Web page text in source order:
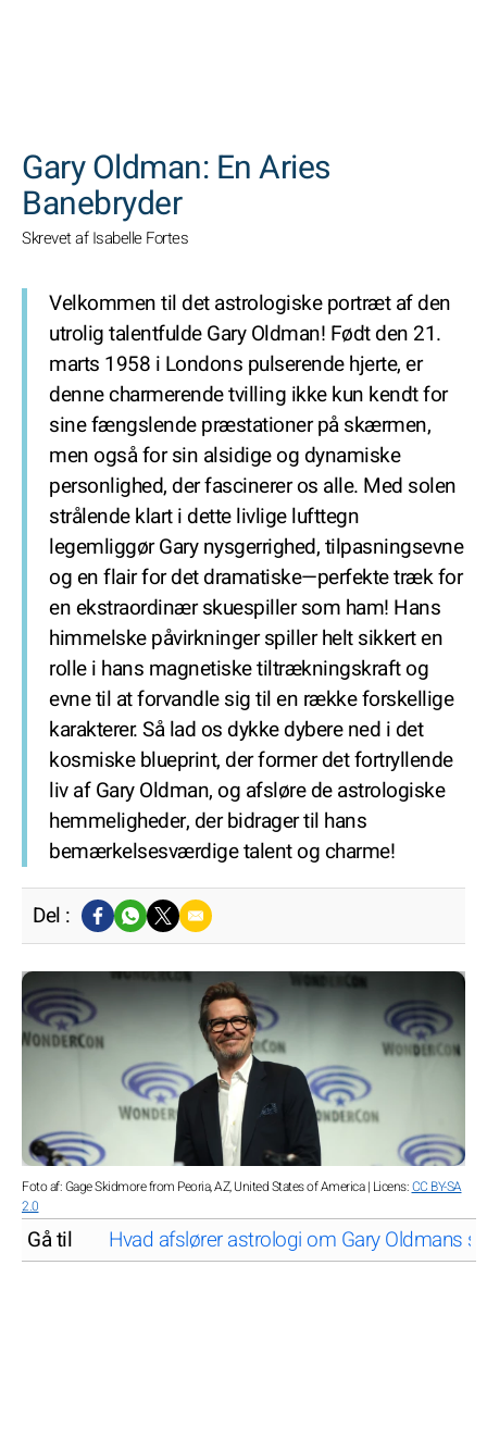
Gary Oldman: En Aries
Banebryder
Skrevet af Isabelle Fortes
Velkommen til det astrologiske portræt af den
utrolig talentfulde Gary Oldman! Født den 21.
marts 1958 i Londons pulserende hjerte, er
denne charmerende tvilling ikke kun kendt for
sine fængslende præstationer på skærmen,
men også for sin alsidige og dynamiske
personlighed, der fascinerer os alle. Med solen
strålende klart i dette livlige lufttegn
legemliggør Gary nysgerrighed, tilpasningsevne
og en flair for det dramatiske—perfekte træk for
en ekstraordinær skuespiller som ham! Hans
himmelske påvirkninger spiller helt sikkert en
rolle i hans magnetiske tiltrækningskraft og
evne til at forvandle sig til en række forskellige
karakterer. Så lad os dykke dybere ned i det
kosmiske blueprint, der former det fortryllende
liv af Gary Oldman, og afsløre de astrologiske
hemmeligheder, der bidrager til hans
bemærkelsesværdige talent og charme!
Del :
Foto af: Gage Skidmore from Peoria, AZ, United States of America | Licens:CC BY-SA
2.0
Gå til Hvad afslører astrologi om Gary Oldmans